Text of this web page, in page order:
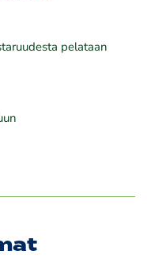
pelataan